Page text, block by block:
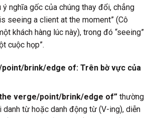
ý nghĩa gốc của chúng thay đổi, chẳng
seeing a client at the moment” (Cô
khách hàng lúc này), trong đó “seeing”
cuộc họp”.
brink/edge of: Trên bờ vực của
the verge/point/brink/edge of” thường
từ hoặc danh động từ (V-ing), diễn